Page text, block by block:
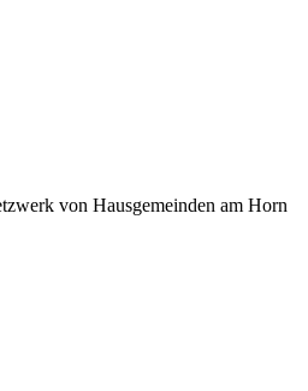
von Hausgemeinden am Horn